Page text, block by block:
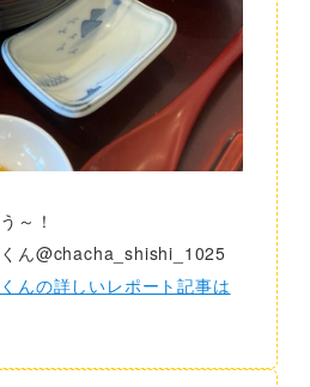
～！
ん@chacha_shishi_1025
んの詳しいレポート記事は